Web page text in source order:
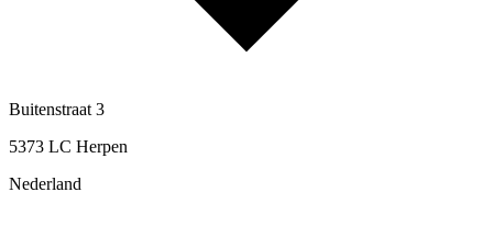
Buitenstraat 3
5373 LC Herpen
Nederland